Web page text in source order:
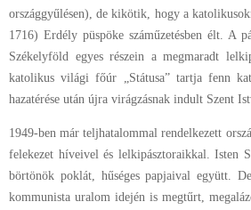
országgyűlésen), de kikötik, hogy a
1716) Erdély püspöke száműzetésben élt. A
Székelyföld egyes részein a megmaradt
katolikus világi főúr „Státusa” tartja fenn
hazatérése után újra virágzásnak indult Szent
1949-ben már teljhatalommal rendelkezett
felekezet híveivel és lelkipásztoraikkal. Isten
börtönök poklát, hűséges papjaival együtt.
kommunista uralom idején is megtűrt,